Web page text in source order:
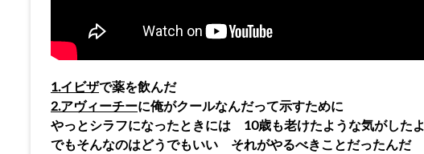
1.イビザで薬を飲んだ
2.アヴィーチーに俺がクールなんだって示すために
やっとシラフになったときには 10歳も老けたような気がしたよ
でもそんなのはどうでもいい それがやるべきことだったんだ